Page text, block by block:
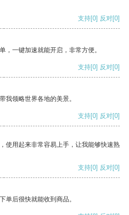
支持[0] 反对[0]
，一键加速就能开启，非常方便。
支持[0] 反对[0]
我领略世界各地的美景。
支持[0] 反对[0]
使用起来非常容易上手，让我能够快速熟
支持[0] 反对[0]
单后很快就能收到商品。